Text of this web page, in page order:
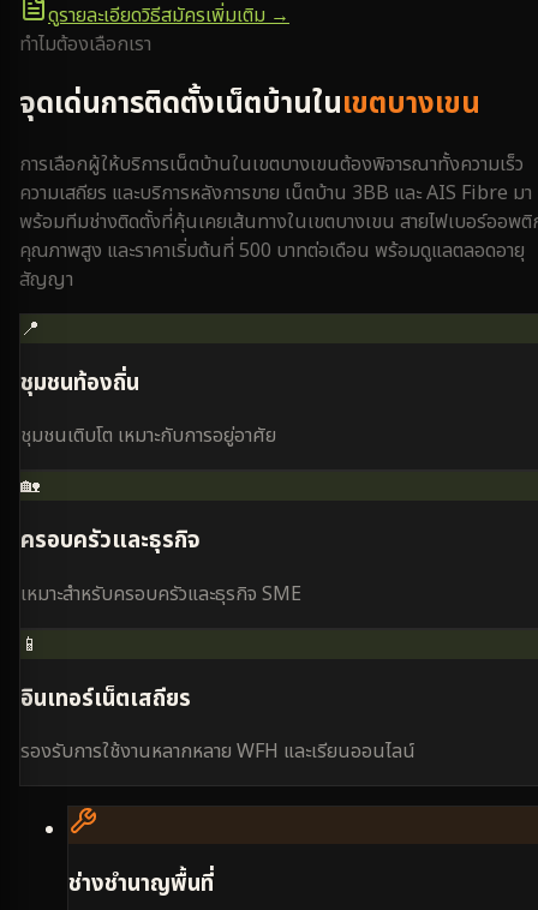
ดูรายละเอียดวิธีสมัครเพิ่มเติม →
ทำไมต้องเลือกเรา
จุดเด่นการติดตั้งเน็ตบ้านในเขตบางเขน
การเลือกผู้ให้บริการเน็ตบ้านในเขตบางเขนต้องพิจารณาทั้งความเร็ว
ความเสถียร และบริการหลังการขาย เน็ตบ้าน 3BB และ AIS Fibre มา
พร้อมทีมช่างติดตั้งที่คุ้นเคยเส้นทางในเขตบางเขน สายไฟเบอร์ออพ
คุณภาพสูง และราคาเริ่มต้นที่ 500 บาทต่อเดือน พร้อมดูแลตลอดอายุ
สัญญา
📍
ชุมชนท้องถิ่น
ชุมชนเติบโต เหมาะกับการอยู่อาศัย
🏡
ครอบครัวและธุรกิจ
เหมาะสำหรับครอบครัวและธุรกิจ SME
📱
อินเทอร์เน็ตเสถียร
รองรับการใช้งานหลากหลาย WFH และเรียนออนไลน์
ช่างชำนาญพื้นที่